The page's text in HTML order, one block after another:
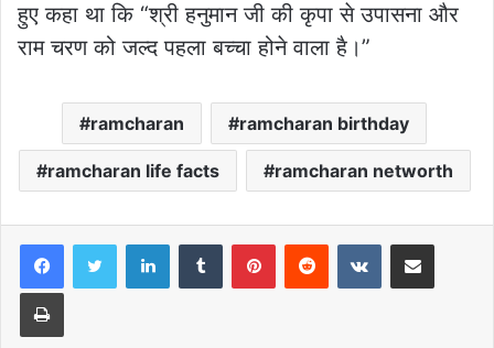
हुए कहा था कि “श्री हनुमान जी की कृपा से उपासना और
राम चरण को जल्द पहला बच्चा होने वाला है।”
ramcharan ramcharan birthday
ramcharan life facts ramcharan networth
LinkedInTumblr PinterestReddit VKontakteShare via Email
Print